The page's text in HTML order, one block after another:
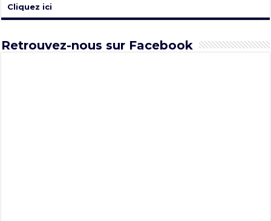
Cliquez ici
Retrouvez-nous sur Facebook